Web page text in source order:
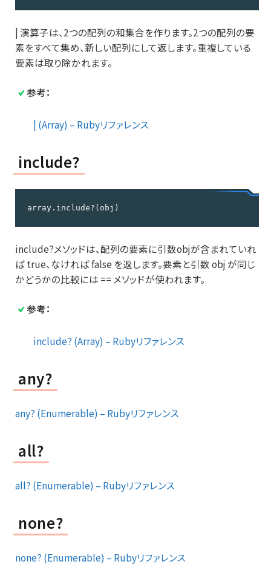
| 演算子は、2つの配列の和集合を作ります。2つの配列の要
素をすべて集め、新しい配列にして返します。重複している
要素は取り除かれます。
参考：
| (Array) – Rubyリファレンス
include?
array.include?(obj)
include?メソッドは、配列の要素に引数objが含まれていれ
ば true、なければ false を返します。要素と引数 obj が同じ
かどうかの比較には == メソッドが使われます。
参考：
include? (Array) – Rubyリファレンス
any?
any? (Enumerable) – Rubyリファレンス
all?
all? (Enumerable) – Rubyリファレンス
none?
none? (Enumerable) – Rubyリファレンス